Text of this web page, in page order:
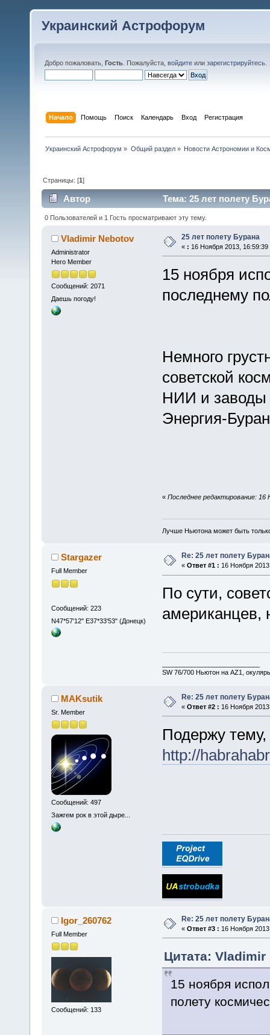
Украинский Астрофорум
Добро пожаловать, Гость . Пожалуйста, войдите или зарегистрируйтесь
Начало Помощь Поиск Календарь Вход Регистрация
Украинский Астрофорум » Общий раздел» Новости Астрономии и
Страницы: [1]
Автор Тема: 25 лет полету
0 Пользователей и 1 Гость просматривают эту тему.
Vladimir Nebotov
Administrator
Hero Member
Сообщений: 2071
Даешь погоду!
25 лет полету Бурана
« : 16 Ноября 2013, 16:59:39
15 ноября
последнему
Немного
советской
НИИ и заводы
Энергия-
« Последнее редактирование: 16
Лучше Ньютона может быть
Stargazer
Full Member
Сообщений: 223
N47*57'12" E37*33'53" (Донецк)
Re: 25 лет полету
« Ответ #1 : 16 Ноября
По сути,
американцев,
SW 76/700 Ньютон на AZ1,
MAKsutik
Sr. Member
Сообщений: 497
Зажгем рок в этой дыре...
Re: 25 лет полету
« Ответ #2 : 16 Ноября
Подержу тему,
http://
Igor_260762
Full Member
Сообщений: 133
Re: 25 лет полету
« Ответ #3 : 16 Ноября
Цитата: Vladimir
15 ноября
полету